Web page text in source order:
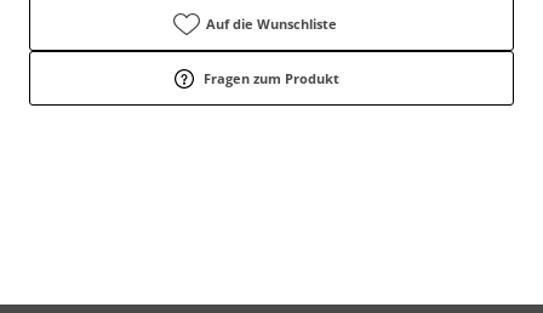
Auf die Wunschliste
Fragen zum Produkt